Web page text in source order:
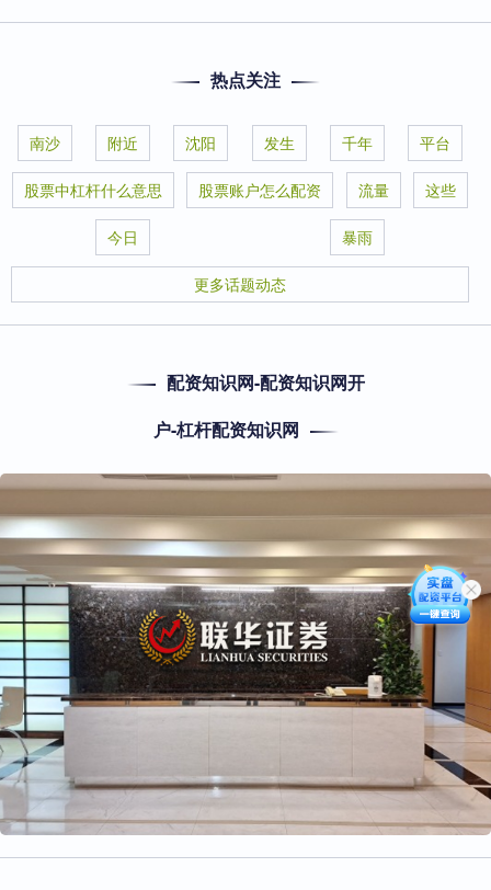
热点关注
南沙 附近 沈阳 发生 千年 平台
股票中杠杆什么意思 股票账户怎么配资 流量 这些
今日 暴雨
更多话题动态
配资知识网-配资知识网开
户-杠杆配资知识网